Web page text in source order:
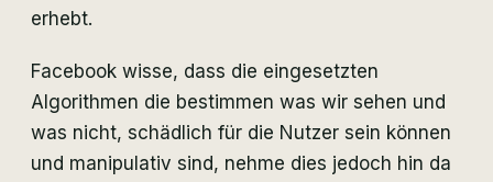
erhebt.
Facebook wisse, dass die eingesetzten
Algorithmen die bestimmen was wir sehen und
was nicht, schädlich für die Nutzer sein können
und manipulativ sind, nehme dies jedoch hin da